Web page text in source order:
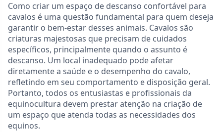
Como criar um espaço de descanso confortável para
cavalos é uma questão fundamental para quem deseja
garantir o bem-estar desses animais. Cavalos são
criaturas majestosas que precisam de cuidados
específicos, principalmente quando o assunto é
descanso. Um local inadequado pode afetar
diretamente a saúde e o desempenho do cavalo,
refletindo em seu comportamento e disposição geral.
Portanto, todos os entusiastas e profissionais da
equinocultura devem prestar atenção na criação de
um espaço que atenda todas as necessidades dos
equinos.